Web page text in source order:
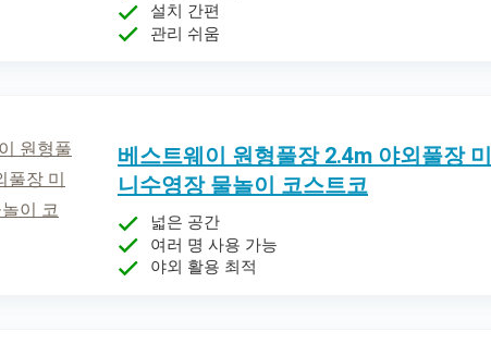
설치 간편
관리 쉬움
베스트웨이 원형풀장 2.4m 야외풀장 미
니수영장 물놀이 코스트코
넓은 공간
여러 명 사용 가능
야외 활용 최적